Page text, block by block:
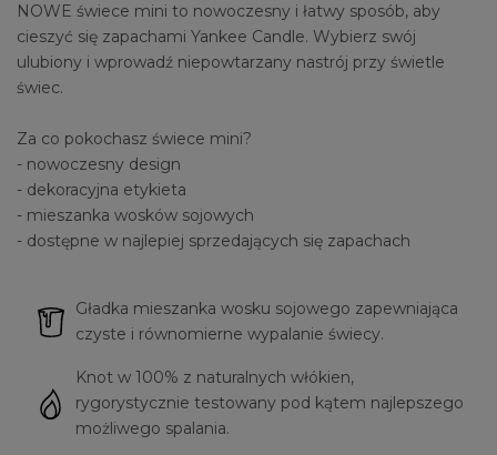
NOWE świece mini to nowoczesny i łatwy sposób, aby
cieszyć się zapachami Yankee Candle. Wybierz swój
ulubiony i wprowadź niepowtarzany nastrój przy świetle
świec.
Za co pokochasz świece mini?
- nowoczesny design
- dekoracyjna etykieta
- mieszanka wosków sojowych
- dostępne w najlepiej sprzedających się zapachach
Gładka mieszanka wosku sojowego zapewniająca
czyste i równomierne wypalanie świecy.
Knot w 100% z naturalnych włókien,
rygorystycznie testowany pod kątem najlepszego
możliwego spalania.